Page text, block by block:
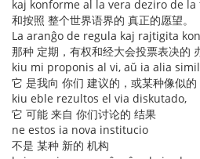
kaj konforme al la vera deziro de
和按照 整个世界语界的 真正的愿望。
La aranĝo de regula kaj rajtigita
那种 定期，有权和经大会投票表决的
kiu mi proponis al vi, aŭ ia alia
它 是我向 你们 建议的，或某种像似的
kiu eble rezultos el via diskutado,
它 可能 来自 你们讨论的 结果
ne estos ia nova institucio
不是 某种 新的 机构